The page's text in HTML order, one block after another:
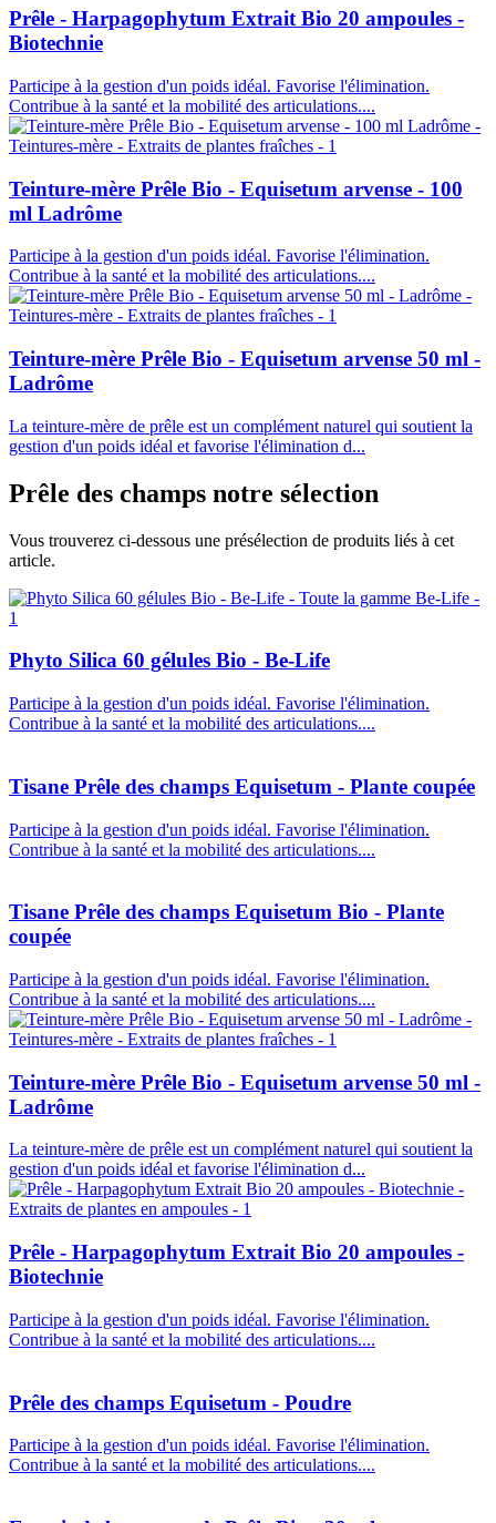
Prêle - Harpagophytum Extrait Bio 20 ampoules -
Biotechnie
Participe à la gestion d'un poids idéal. Favorise l'élimination.
Contribue à la santé et la mobilité des articulations....
Teinture-mère Prêle Bio - Equisetum arvense - 100
ml Ladrôme
Participe à la gestion d'un poids idéal. Favorise l'élimination.
Contribue à la santé et la mobilité des articulations....
Teinture-mère Prêle Bio - Equisetum arvense 50 ml -
Ladrôme
La teinture-mère de prêle est un complément naturel qui soutient la
gestion d'un poids idéal et favorise l'élimination d...
Prêle des champs notre sélection
Vous trouverez ci-dessous une présélection de produits liés à cet
article.
Phyto Silica 60 gélules Bio - Be-Life
Participe à la gestion d'un poids idéal. Favorise l'élimination.
Contribue à la santé et la mobilité des articulations....
Tisane Prêle des champs Equisetum - Plante coupée
Participe à la gestion d'un poids idéal. Favorise l'élimination.
Contribue à la santé et la mobilité des articulations....
Tisane Prêle des champs Equisetum Bio - Plante
coupée
Participe à la gestion d'un poids idéal. Favorise l'élimination.
Contribue à la santé et la mobilité des articulations....
Teinture-mère Prêle Bio - Equisetum arvense 50 ml -
Ladrôme
La teinture-mère de prêle est un complément naturel qui soutient la
gestion d'un poids idéal et favorise l'élimination d...
Prêle - Harpagophytum Extrait Bio 20 ampoules -
Biotechnie
Participe à la gestion d'un poids idéal. Favorise l'élimination.
Contribue à la santé et la mobilité des articulations....
Prêle des champs Equisetum - Poudre
Participe à la gestion d'un poids idéal. Favorise l'élimination.
Contribue à la santé et la mobilité des articulations....